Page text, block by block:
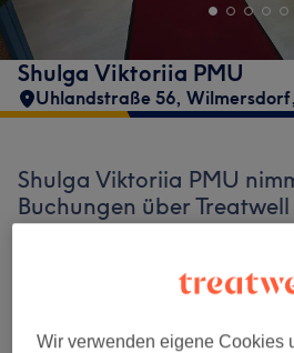
Shulga Viktoriia PMU
Uhlandstraße 56, Wilmersdorf,
Shulga Viktoriia PMU
Buchungen über
Nutzen Sie das Suchfeld
Dort warten viele
Wir verwenden eigene Cookies